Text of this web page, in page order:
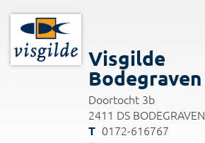
Visgilde
Bodegraven
Doortocht 3b
2411 DS BODEGRAVEN
0172-616767